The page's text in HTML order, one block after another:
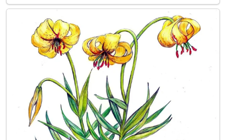
みの） 咲（咲く）春（春の）野尓（に） 蔓（這ふ）
葛（葛の） 下（した）夜（よ）之（し）戀（恋ひ）者